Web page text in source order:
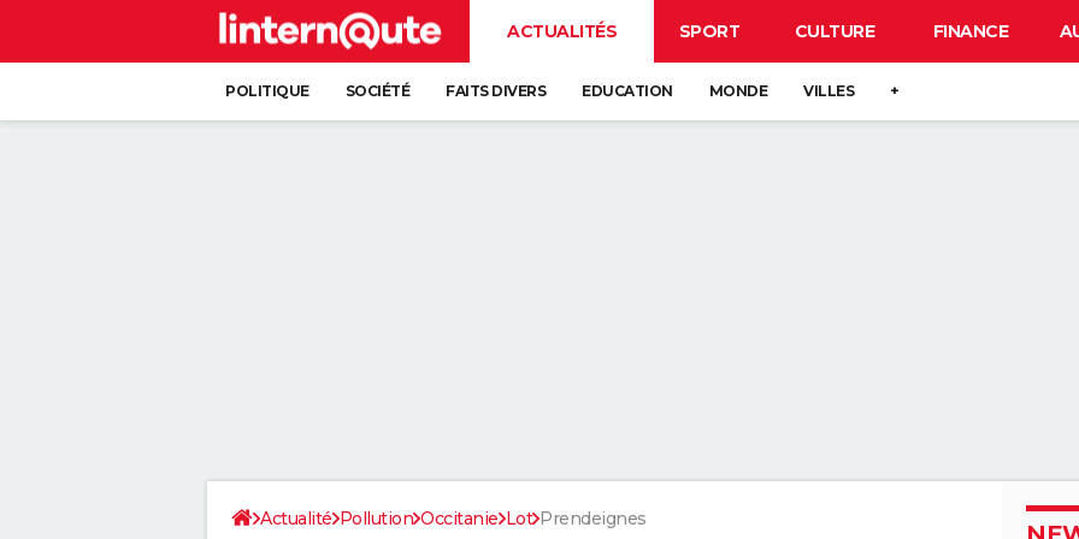
ACTUALITÉS SPORT CULTURE FINANCE
POLITIQUE SOCIÉTÉ FAITS DIVERS EDUCATION MONDE VILLES +
Actualité Pollution Occitanie Lot Prendeignes